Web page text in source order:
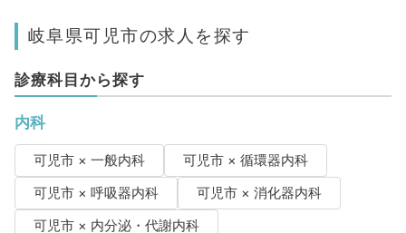
岐阜県可児市の求人を探す
診療科目から探す
内科
可児市 × 一般内科
可児市 × 循環器内科
可児市 × 呼吸器内科
可児市 × 消化器内科
可児市 × 内分泌・代謝内科